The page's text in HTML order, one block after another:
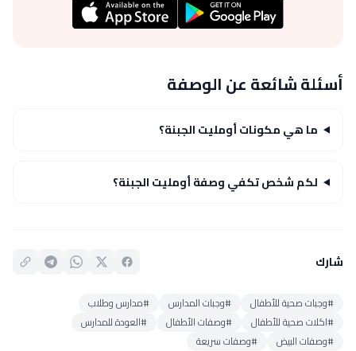
أسئلة شائعة عن الوصفة
ما هي مكونات أومليت الجبنة؟
لكم شخص تكفي وصفة أومليت الجبنة؟
شارك
#وجبات صحية للأطفال #وجبات المدارس
#مدارس وطلاب
#اكلات صحية للأطفال
#وصفات الأطفال
#العودة للمدارس
#وصفات البيض
#وصفات سريعة